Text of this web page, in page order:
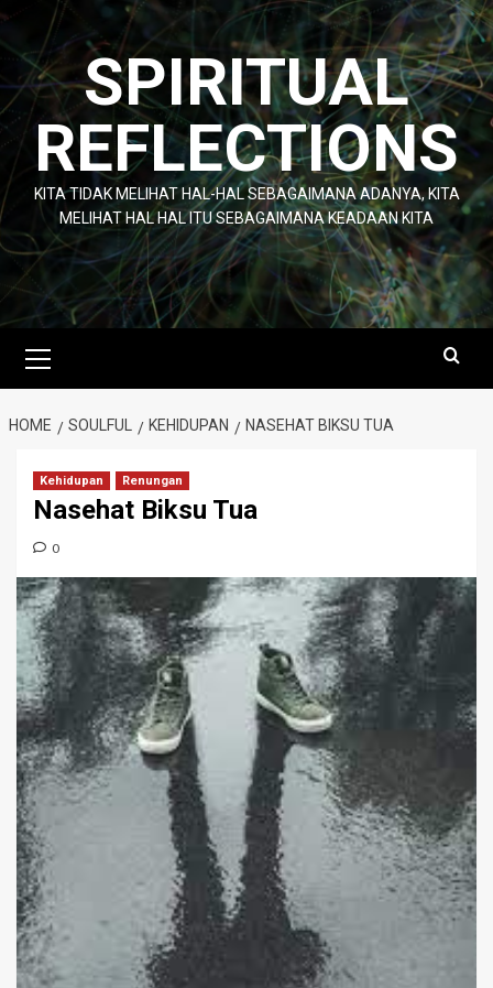
Skip
content
SPIRITUAL
REFLECTIONS
KITA TIDAK MELIHAT HAL-HAL SEBAGAIMANA ADANYA, KITA
MELIHAT HAL HAL ITU SEBAGAIMANA KEADAAN KITA
Menu
HOME SOULFUL KEHIDUPAN NASEHAT BIKSU TUA
Kehidupan Renungan
Nasehat Biksu Tua
0